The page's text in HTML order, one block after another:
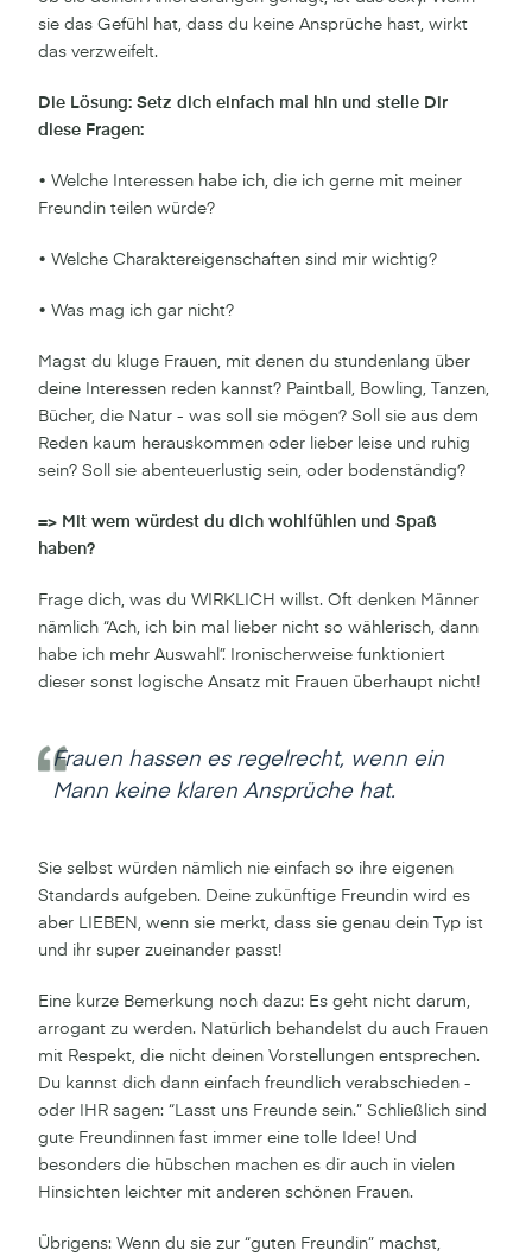
sie das Gefühl hat, dass du keine Ansprüche hast, wirkt
das verzweifelt.
Die Lösung: Setz dich einfach mal hin und stelle Dir
diese Fragen:
• Welche Interessen habe ich, die ich gerne mit meiner
Freundin teilen würde?
• Welche Charaktereigenschaften sind mir wichtig?
• Was mag ich gar nicht?
Magst du kluge Frauen, mit denen du stundenlang über
deine Interessen reden kannst? Paintball, Bowling, Tanzen,
Bücher, die Natur - was soll sie mögen? Soll sie aus dem
Reden kaum herauskommen oder lieber leise und ruhig
sein? Soll sie abenteuerlustig sein, oder bodenständig?
=> Mit wem würdest du dich wohlfühlen und Spaß
haben?
Frage dich, was du WIRKLICH willst. Oft denken Männer
nämlich “Ach, ich bin mal lieber nicht so wählerisch, dann
habe ich mehr Auswahl”. Ironischerweise funktioniert
dieser sonst logische Ansatz mit Frauen überhaupt nicht!
Frauen hassen es regelrecht, wenn ein
Mann keine klaren Ansprüche hat.
Sie selbst würden nämlich nie einfach so ihre eigenen
Standards aufgeben. Deine zukünftige Freundin wird es
aber LIEBEN, wenn sie merkt, dass sie genau dein Typ ist
und ihr super zueinander passt!
Eine kurze Bemerkung noch dazu: Es geht nicht darum,
arrogant zu werden. Natürlich behandelst du auch Frauen
mit Respekt, die nicht deinen Vorstellungen entsprechen.
Du kannst dich dann einfach freundlich verabschieden -
oder IHR sagen: “Lasst uns Freunde sein.” Schließlich sind
gute Freundinnen fast immer eine tolle Idee! Und
besonders die hübschen machen es dir auch in vielen
Hinsichten leichter mit anderen schönen Frauen.
Übrigens: Wenn du sie zur “guten Freundin” machst,